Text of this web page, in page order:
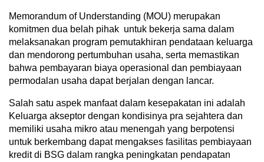
Memorandum of Understanding (MOU) merupakan
komitmen dua belah pihak untuk bekerja sama dalam
melaksanakan program pemutakhiran pendataan keluarga
dan mendorong pertumbuhan usaha, serta memastikan
bahwa pembayaran biaya operasional dan pembiayaan
permodalan usaha dapat berjalan dengan lancar.
Salah satu aspek manfaat dalam kesepakatan ini adalah
Keluarga akseptor dengan kondisinya pra sejahtera dan
memiliki usaha mikro atau menengah yang berpotensi
untuk berkembang dapat mengakses fasilitas pembiayaan
kredit di BSG dalam rangka peningkatan pendapatan